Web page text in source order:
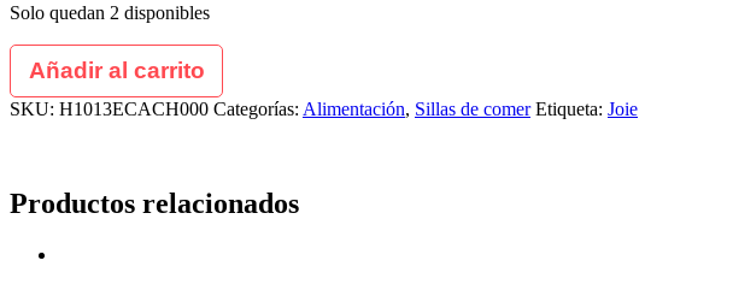
Solo quedan 2 disponibles
Añadir al carrito
SKU: H1013ECACH000 Categorías: Alimentación, Sillas de comer Etiqueta: Joie
Productos relacionados